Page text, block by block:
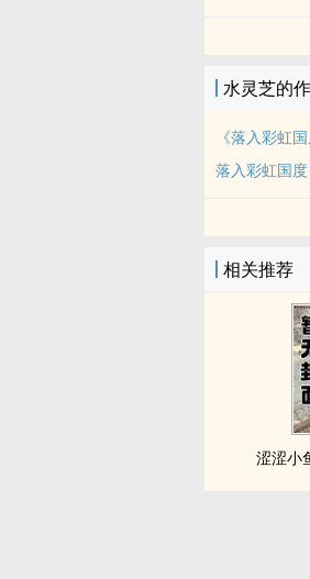
水灵芝的
《落入彩虹
落入彩虹国
相关推荐
涩涩小